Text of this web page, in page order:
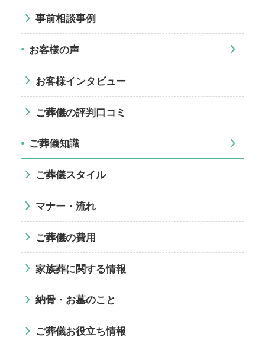
事前相談事例
お客様の声
お客様インタビュー
ご葬儀の評判口コミ
ご葬儀知識
ご葬儀スタイル
マナー・流れ
ご葬儀の費用
家族葬に関する情報
納骨・お墓のこと
ご葬儀お役立ち情報